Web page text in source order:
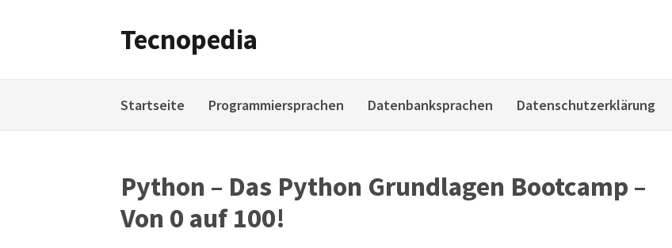
Tecnopedia
Startseite Programmiersprachen Datenbanksprachen Datenschutzerklärung
Python – Das Python Grundlagen Bootcamp –
Von 0 auf 100!